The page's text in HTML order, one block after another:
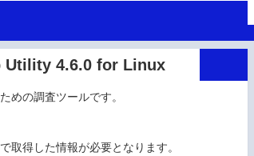
Utility 4.6.0 for Linux
めの調査ツールです。
取得した情報が必要となります。